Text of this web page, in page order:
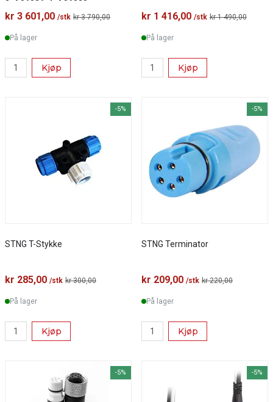
2xA06036, 4xA06028,
1xA06049)
kr 3 601,00 /stk kr 3 790,00
På lager
Kjøp
kr 1 416,00 /stk kr 1 490,00
På lager
Kjøp
-5%
STNG T-Stykke
kr 285,00 /stk kr 300,00
På lager
Kjøp
-5%
STNG Terminator
kr 209,00 /stk kr 220,00
På lager
Kjøp
-5% -5%